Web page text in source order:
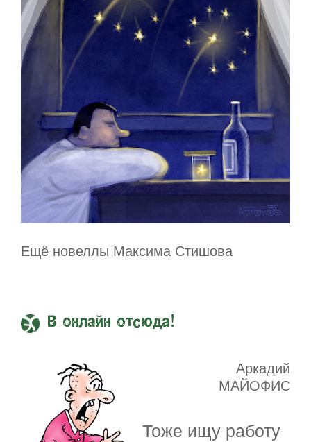
Ещё новеллы Максима Стишова
В онлайн отсюда!
Аркадий
МАЙОФИС
Тоже ищу работу